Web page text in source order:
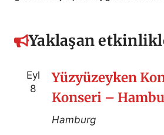
Yaklaşan
Eyl
8
Yüzyüzeyken
Konseri –
Hamburg